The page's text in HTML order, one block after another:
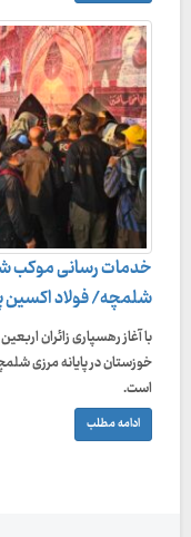
خدمات رسانی موکب
شلمچه/ فولاد اکسین
با آغاز رهسپاری زائران
خوزستان در پایانه مرزی
است.
ادامه مطلب